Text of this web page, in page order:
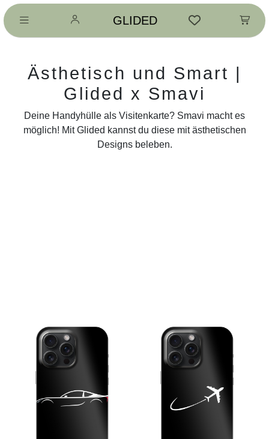
GLIDED
Ästhetisch und Smart |
Glided x Smavi
Deine Handyhülle als Visitenkarte? Smavi macht es
möglich! Mit Glided kannst du diese mit ästhetischen
Designs beleben.